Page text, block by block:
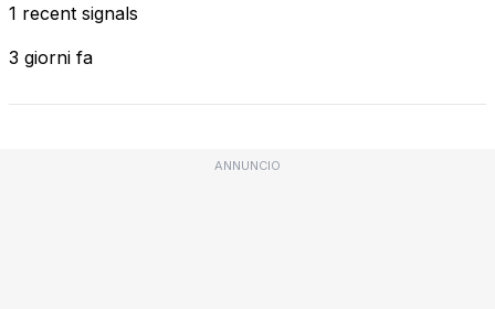
1 recent signals
3 giorni fa
ANNUNCIO